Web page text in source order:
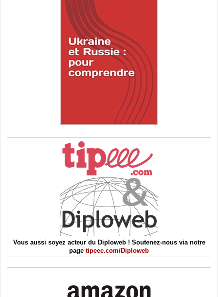
Vous aussi soyez acteur du Diploweb ! Soutenez-nous via notre
page tipeee.com/Diploweb